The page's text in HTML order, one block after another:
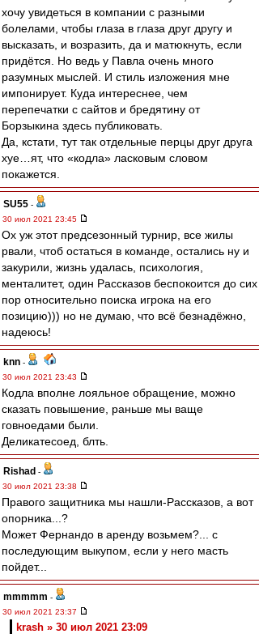
хочу увидеться в компании с разными
болелами, чтобы глаза в глаза друг другу и
высказать, и возразить, да и матюкнуть, если
придётся. Но ведь у Павла очень много
разумных мыслей. И стиль изложения мне
импонирует. Куда интереснее, чем
перепечатки с сайтов и бредятину от
Борзыкина здесь публиковать.
Да, кстати, тут так отдельные перцы друг друга
хуе…ят, что «кодла» ласковым словом
покажется.
SU55 -
30 июл 2021 23:45
Ох уж этот предсезонный турнир, все жилы
рвали, чтоб остаться в команде, остались ну и
закурили, жизнь удалась, психология,
менталитет, один Рассказов беспокоится до сих
пор относительно поиска игрока на его
позицию))) но не думаю, что всë безнадëжно,
надеюсь!
knn -
30 июл 2021 23:43
Кодла вполне лояльное обращение, можно
сказать повышение, раньше мы ваще
говноедами были.
Деликатесоед, блть.
Rishad -
30 июл 2021 23:38
Правого защитника мы нашли-Рассказов, а вот
опорника...?
Может Фернандо в аренду возьмем?... с
последующим выкупом, если у него масть
пойдет...
mmmmm -
30 июл 2021 23:37
krash » 30 июл 2021 23:09